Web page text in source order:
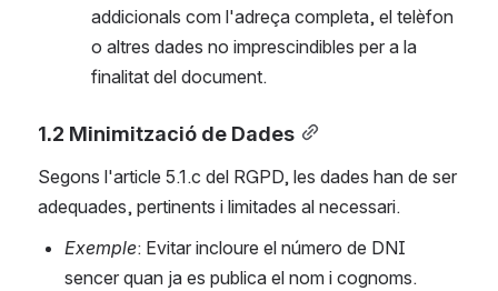
addicionals com l'adreça completa, el telèfon
o altres dades no imprescindibles per a la
finalitat del document.
1.2 Minimització de Dades
Segons l'article 5.1.c del RGPD, les dades han de ser
adequades, pertinents i limitades al necessari.
Exemple: Evitar incloure el número de DNI
sencer quan ja es publica el nom i cognoms.